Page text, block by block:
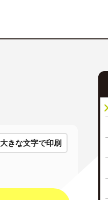
大きな文字で印刷